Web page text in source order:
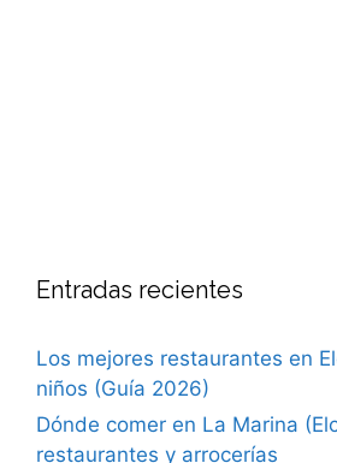
Entradas recientes
Los mejores restaurantes en
niños (Guía 2026)
Dónde comer en La Marina
restaurantes y arrocerías